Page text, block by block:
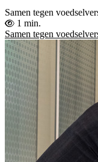
Samen tegen
1 min.
Samen tegen